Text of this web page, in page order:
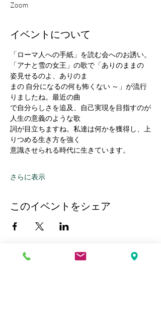
Zoom
イベントについて
「ローマ人への手紙」を読む会へのお誘い。
「アナと雪の女王」の歌で「ありのままの
姿見せるのよ、ありのま
まの 自分になるの何も怖くない ～」が流行
りましたね。最近の曲
で自分らしさを追及、自己実現を目指すのが
人生の意義のような歌
詞が目立ちますね。私達は何かを獲得し、上
りつめる生き方を強く
意識させられる時代に生きています。
さらに表示
このイベントをシェア